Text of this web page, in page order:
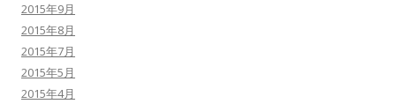
2015年9月
2015年8月
2015年7月
2015年5月
2015年4月